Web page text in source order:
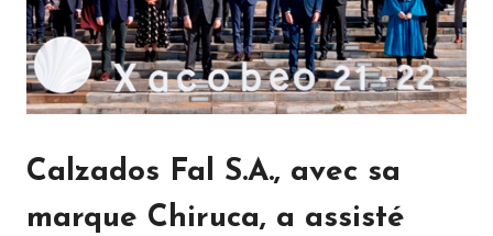
Calzados Fal S.A., avec sa
marque Chiruca, a assisté